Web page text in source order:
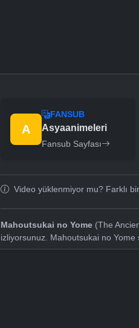
A
FANSUB
Asyaanimeleri
Fansub Sayfası
Video yüklenmiyor mu? Farklı
Mahoutsukai no Yome (The
izliyorsunuz. Mahoutsukai no